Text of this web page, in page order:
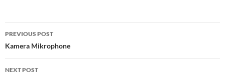
Post
navigation
PREVIOUS POST
Kamera Mikrophone
NEXT POST